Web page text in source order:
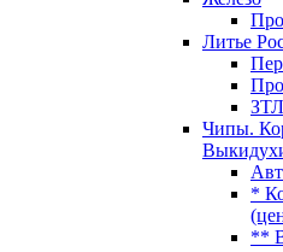
Литье
Чипы.
*
**